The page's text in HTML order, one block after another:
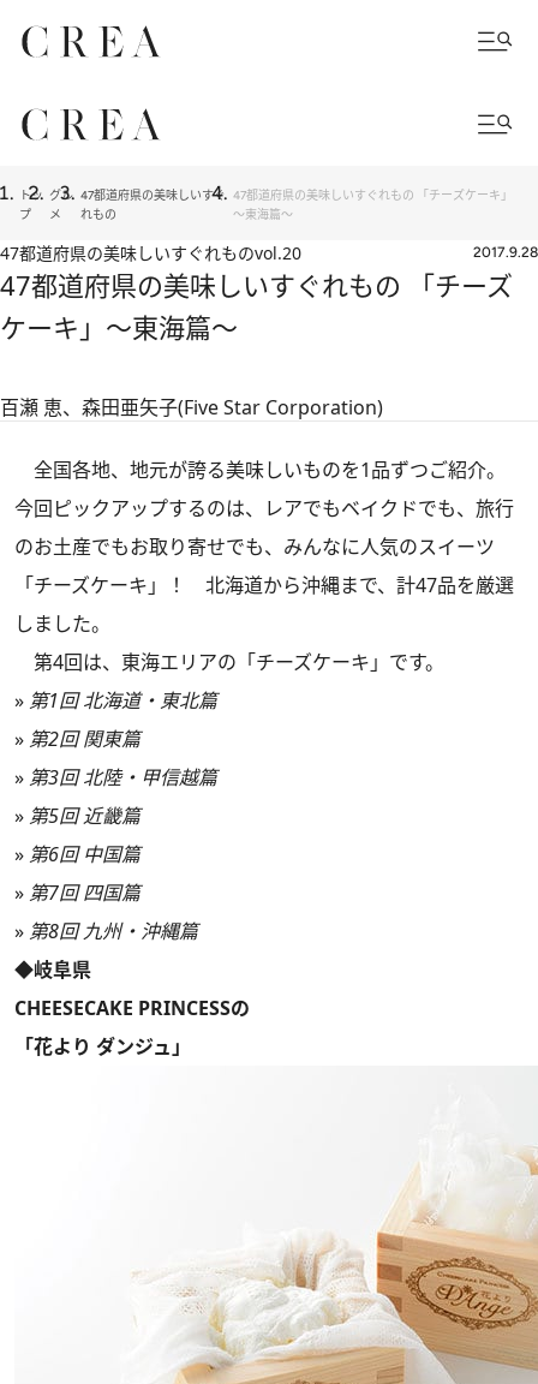
トッ
プ
グル
メ
47都道府県の美味しいすぐ
れもの
47都道府県の美味しいすぐれもの 「チーズケーキ」
～東海篇～
47都道府県の美味しいすぐれものvol.20 2017.9.28
47都道府県の美味しいすぐれもの 「チーズ
ケーキ」～東海篇～
百瀬 恵、森田亜矢子(Five Star Corporation)
全国各地、地元が誇る美味しいものを1品ずつご紹介。
今回ピックアップするのは、レアでもベイクドでも、旅行
のお土産でもお取り寄せでも、みんなに人気のスイーツ
「チーズケーキ」！ 北海道から沖縄まで、計47品を厳選
しました。
第4回は、東海エリアの「チーズケーキ」です。
» 第1回 北海道・東北篇
» 第2回 関東篇
» 第3回 北陸・甲信越篇
» 第5回 近畿篇
» 第6回 中国篇
» 第7回 四国篇
» 第8回 九州・沖縄篇
◆岐阜県
CHEESECAKE PRINCESSの
「花より ダンジュ」